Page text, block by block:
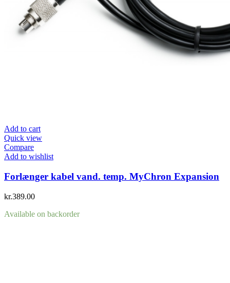
Add to cart
Quick view
Compare
Add to wishlist
Forlænger kabel vand. temp. MyChron Expansion
kr.389.00
Available on backorder